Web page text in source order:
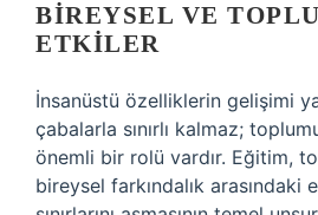
BIREYSEL VE
ETKILER
İnsanüstü özelliklerin gelişimi
çabalarla sınırlı kalmaz;
önemli bir rolü vardır. Eğitim,
bireysel farkındalık arasındaki